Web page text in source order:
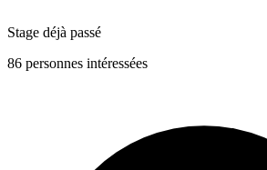
Stage déjà passé
86 personnes intéressées